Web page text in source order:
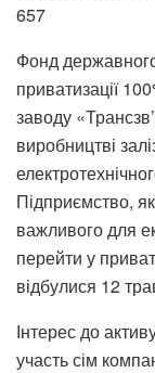
657
Фонд
приватизації
заводу
виробництві
Підприємство,
важливого для
перейти у
відбулися 12
Інтерес до
участь сім